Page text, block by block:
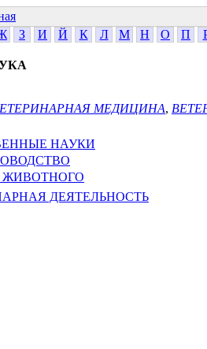
З И Й К Л М Н О П
МЕДИЦИНА,
НАУКИ
ЖИВОТНОГО
ДЕЯТЕЛЬНОСТЬ